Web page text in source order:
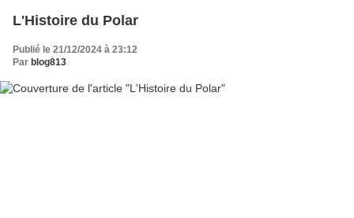
L'Histoire du Polar
Publié le 21/12/2024 à 23:12
Par blog813